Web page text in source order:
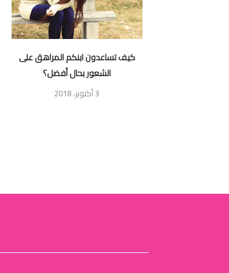
كيف تساعدون ابنكم المراهق على
الشعور بحال أفضل؟
3 أكتوبر، 2018